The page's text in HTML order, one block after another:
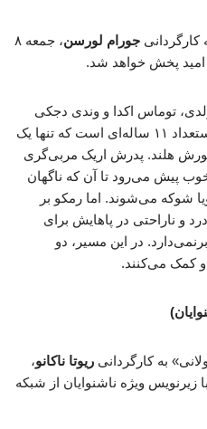
کارگردانی جورام لورسن
، جمعه ۸
توماس اکدا و وندی دجکی
خواهیم دید؛ رمکو فوتبالیست با استعداد ۱۱ ساله‌ای است که تنها یک
هلند. پدرش اریک مربی‌گری
پیش می‌رود تا آن که ناگهان
شوکه می‌شوند. اما رمکو بر
ناراحتی در پاهایش برای
در این مسیر، دو
کمک می‌کنند.
به کارگردانی ریوتا ناکانو،
جمعه ۸ اسفند ماه ساعت ۱۰:۳۰ با زیرنویس ویژه ناشنوایان از شبکه